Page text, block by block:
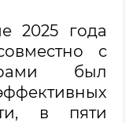
2025 года
с
был
в пяти